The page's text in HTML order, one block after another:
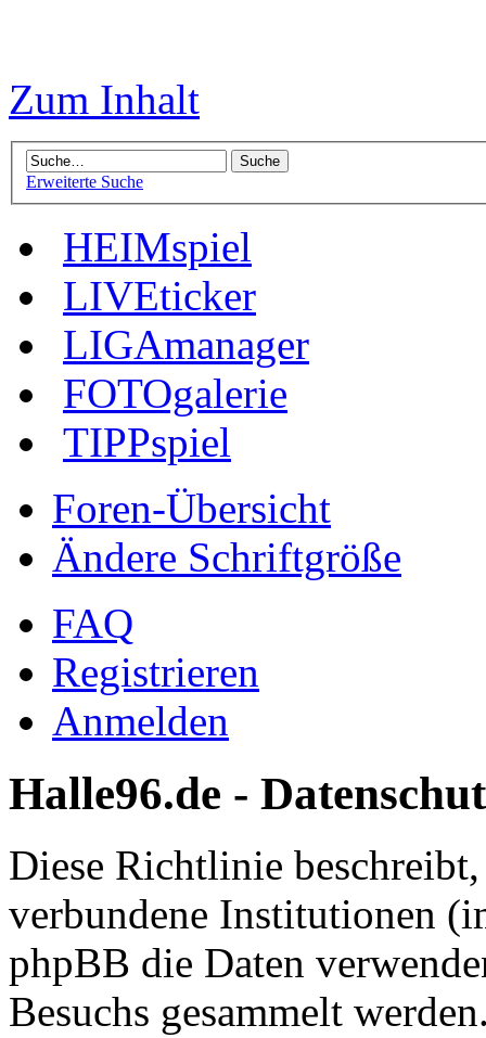
Zum Inhalt
Erweiterte Suche
HEIMspiel
LIVEticker
LIGAmanager
FOTOgalerie
TIPPspiel
Foren-Übersicht
Ändere Schriftgröße
FAQ
Registrieren
Anmelden
Halle96.de -
Diese Richtlinie
verbundene Institutionen
phpBB die Daten
Besuchs gesammelt